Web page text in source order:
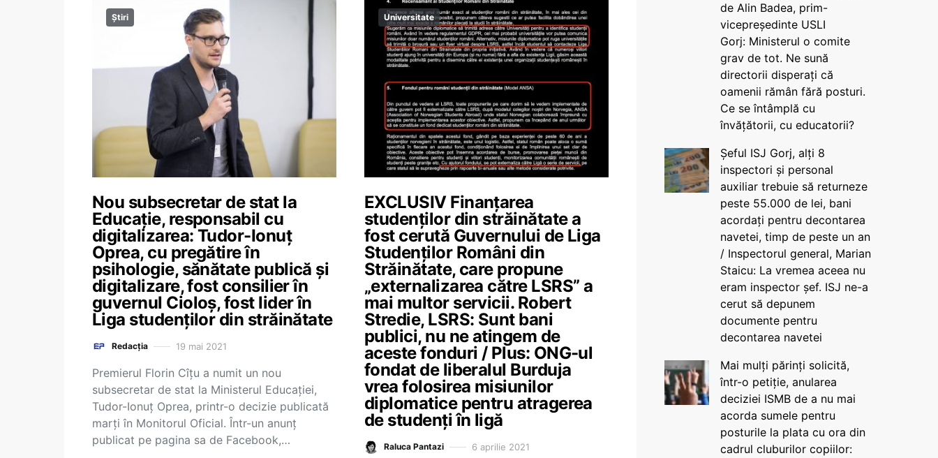
Știri
Nou subsecretar de stat la
Educație, responsabil cu
digitalizarea: Tudor-Ionuț
Oprea, cu pregătire în
psihologie, sănătate publică și
digitalizare, fost consilier în
guvernul Cioloș, fost lider în
Liga studenților din străinătate
Redacția 19 mai 2021
Premierul Florin Cîțu a numit un nou
subsecretar de stat la Ministerul Educației,
Tudor-Ionuț Oprea, printr-o decizie publicată
marți în Monitorul Oficial. Într-un anunț
publicat pe pagina sa de Facebook,…
Universitate
EXCLUSIV Finanțarea
studenților din străinătate a
fost cerută Guvernului de Liga
Studenților Români din
Străinătate, care propune
„externalizarea către LSRS” a
mai multor servicii. Robert
Stredie, LSRS: Sunt bani
publici, nu ne atingem de
aceste fonduri / Plus: ONG-ul
fondat de liberalul Burduja
vrea folosirea misiunilor
diplomatice pentru atragerea
de studenți în ligă
Raluca Pantazi 6 aprilie 2021
de Alin Badea, prim-
vicepreședinte USLI
Gorj: Ministerul o comite
grav de tot. Ne sună
directorii disperați că
oamenii rămân fără posturi.
Ce se întâmplă cu
învățătorii, cu educatorii?
Șeful ISJ Gorj, alți 8
inspectori și personal
auxiliar trebuie să returneze
peste 55.000 de lei, bani
acordați pentru decontarea
navetei, timp de peste un an
/ Inspectorul general, Marian
Staicu: La vremea aceea nu
eram inspector șef. ISJ ne-a
cerut să depunem
documente pentru
decontarea navetei
Mai mulți părinți solicită,
într-o petiție, anularea
deciziei ISMB de a nu mai
acorda sumele pentru
posturile la plata cu ora din
cadrul cluburilor copiilor: